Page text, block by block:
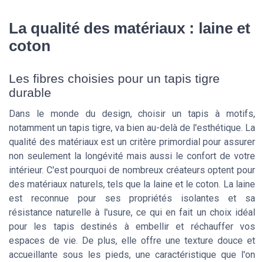
La qualité des matériaux : laine et
coton
Les fibres choisies pour un tapis tigre
durable
Dans le monde du design, choisir un tapis à motifs,
notamment un tapis tigre, va bien au-delà de l'esthétique. La
qualité des matériaux est un critère primordial pour assurer
non seulement la longévité mais aussi le confort de votre
intérieur. C'est pourquoi de nombreux créateurs optent pour
des matériaux naturels, tels que la laine et le coton. La laine
est reconnue pour ses propriétés isolantes et sa
résistance naturelle à l'usure, ce qui en fait un choix idéal
pour les tapis destinés à embellir et réchauffer vos
espaces de vie. De plus, elle offre une texture douce et
accueillante sous les pieds, une caractéristique que l'on